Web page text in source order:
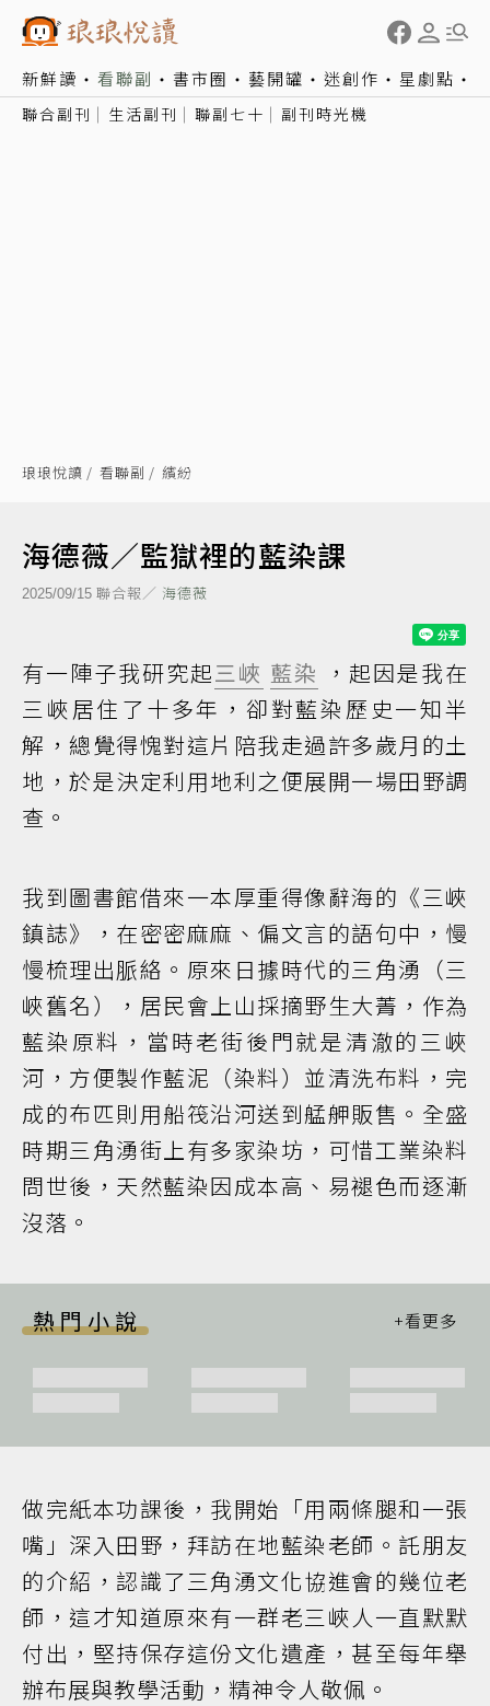
新鮮讀 看聯副 書市圈 藝開罐 迷創作 星劇點
聯合副刊 生活副刊 聯副七十 副刊時光機
琅琅悅讀 看聯副 繽紛
海德薇／監獄裡的藍染課
2025/09/15 聯合報／ 海德薇
有一陣子我研究起三峽 藍染 ，起因是我在
三峽居住了十多年，卻對藍染歷史一知半
解，總覺得愧對這片陪我走過許多歲月的土
地，於是決定利用地利之便展開一場田野調
查。
我到圖書館借來一本厚重得像辭海的《三峽
鎮誌》，在密密麻麻、偏文言的語句中，慢
慢梳理出脈絡。原來日據時代的三角湧（三
峽舊名），居民會上山採摘野生大菁，作為
藍染原料，當時老街後門就是清澈的三峽
河，方便製作藍泥（染料）並清洗布料，完
成的布匹則用船筏沿河送到艋舺販售。全盛
時期三角湧街上有多家染坊，可惜工業染料
問世後，天然藍染因成本高、易褪色而逐漸
沒落。
熱門小說
做完紙本功課後，我開始「用兩條腿和一張
嘴」深入田野，拜訪在地藍染老師。託朋友
的介紹，認識了三角湧文化協進會的幾位老
師，這才知道原來有一群老三峽人一直默默
付出，堅持保存這份文化遺產，甚至每年舉
辦布展與教學活動，精神令人敬佩。